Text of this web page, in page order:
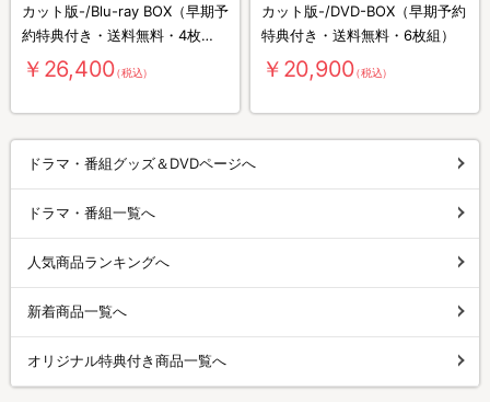
カット版-/Blu-ray BOX（早期予
約特典付き・送料無料・4枚
組）
￥26,400（税込）
カット版-/DVD-BOX（早期予約
特典付き・送料無料・6枚組）
￥20,900（税込）
ドラマ・番組グッズ＆DVDページへ
ドラマ・番組一覧へ
人気商品ランキングへ
新着商品一覧へ
オリジナル特典付き商品一覧へ